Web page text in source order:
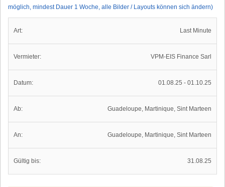
möglich, mindest Dauer 1 Woche, alle Bilder / Layouts können sich ändern)
Art: Last Minute
Vermieter: VPM-EIS Finance Sarl
Datum: 01.08.25 - 01.10.25
Ab: Guadeloupe, Martinique, Sint Marteen
An: Guadeloupe, Martinique, Sint Marteen
Gültig bis: 31.08.25